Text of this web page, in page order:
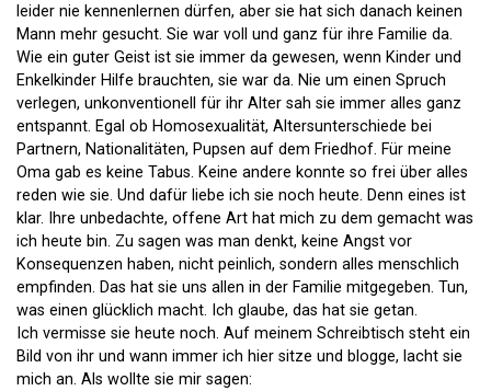
leider nie kennenlernen dürfen, aber sie hat sich danach keinen
Mann mehr gesucht. Sie war voll und ganz für ihre Familie da.
Wie ein guter Geist ist sie immer da gewesen, wenn Kinder und
Enkelkinder Hilfe brauchten, sie war da. Nie um einen Spruch
verlegen, unkonventionell für ihr Alter sah sie immer alles ganz
entspannt. Egal ob Homosexualität, Altersunterschiede bei
Partnern, Nationalitäten, Pupsen auf dem Friedhof. Für meine
Oma gab es keine Tabus. Keine andere konnte so frei über alles
reden wie sie. Und dafür liebe ich sie noch heute. Denn eines ist
klar. Ihre unbedachte, offene Art hat mich zu dem gemacht was
ich heute bin. Zu sagen was man denkt, keine Angst vor
Konsequenzen haben, nicht peinlich, sondern alles menschlich
empfinden. Das hat sie uns allen in der Familie mitgegeben. Tun,
was einen glücklich macht. Ich glaube, das hat sie getan.
Ich vermisse sie heute noch. Auf meinem Schreibtisch steht ein
Bild von ihr und wann immer ich hier sitze und blogge, lacht sie
mich an. Als wollte sie mir sagen: